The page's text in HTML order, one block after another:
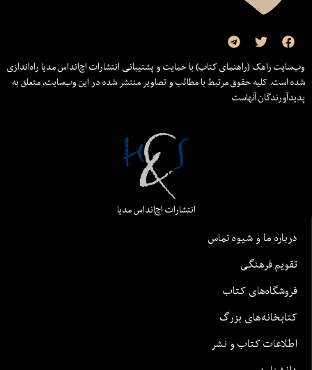
وب‌سایت راهک (راهنمای کتاب) با حمایت و پشتیبانی انتشارات اچ‌اند‌اس مدیا راه‌اندازی
شده است. کلیه حقوق مرتبط با مطالب و تصاویر منتشر شده در این وب‌سایت، متعلق به
پدیدآورندگان آنهاست
انتشارات اچ‌اند‌اس مدیا
درباره ما و شیوه تماس
تقویم فرهنگی
فروشگاه‌های کتاب
کتابخانه‌های بزرگ
اطلاعات کتاب و نشر